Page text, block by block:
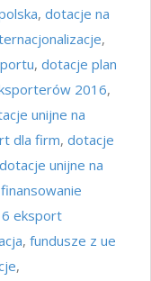
, dotacje na
,
, dotacje plan
2016,
unijne na
dla firm, dotacje
dotacje unijne na
finansowanie
eksport
, fundusze z ue
,